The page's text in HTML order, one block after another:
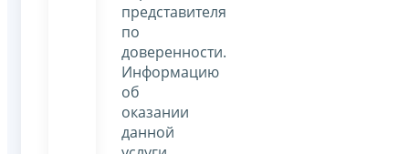
представителя
по
доверенности.
Информацию
об
оказании
данной